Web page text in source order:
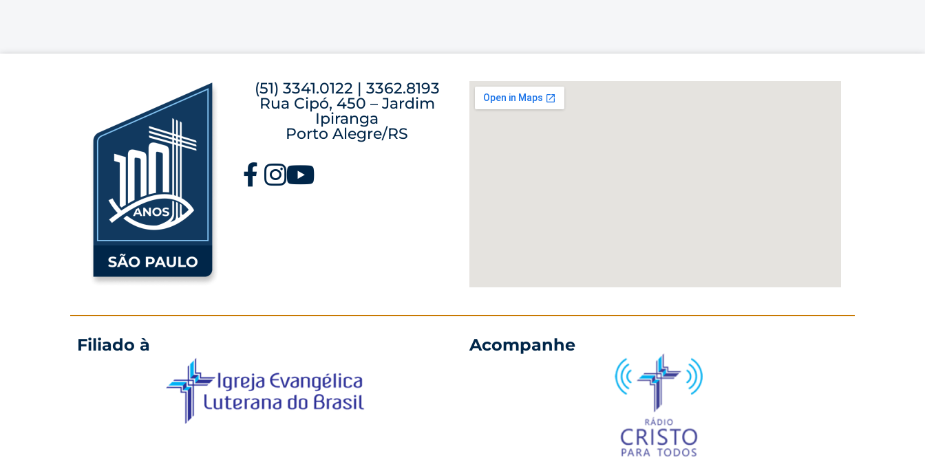
(51) 3341.0122 | 3362.8193
Rua Cipó, 450 – Jardim
Ipiranga
Porto Alegre/RS
Filiado à Acompanhe